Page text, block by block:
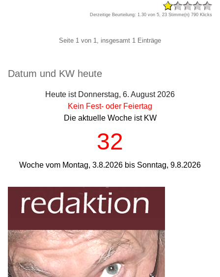
Derzeitige Beurteilung: 1.30 von 5, 23 Stimme(n) 790 Klicks
Seite 1 von 1, insgesamt 1 Einträge
Seitenleiste
Datum und KW heute
Heute ist Donnerstag, 6. August 2026
Kein Fest- oder Feiertag
Die aktuelle Woche ist KW
32
Woche vom Montag, 3.8.2026 bis Sonntag, 9.8.2026